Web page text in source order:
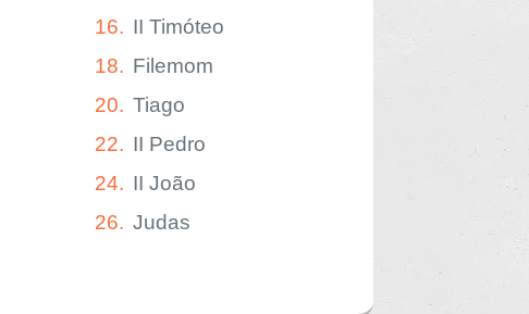
16. II Timóteo
18. Filemom
20. Tiago
22. II Pedro
24. II João
26. Judas